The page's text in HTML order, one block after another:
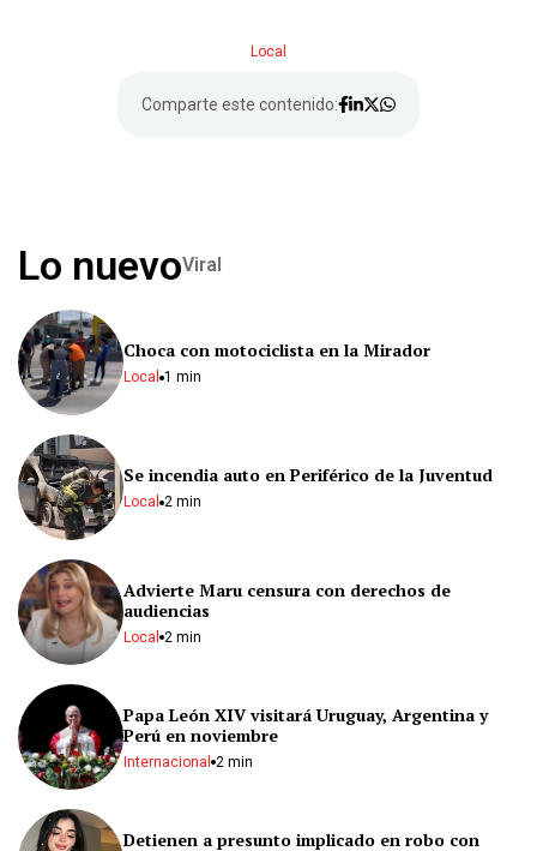
Comparte este contenido:
Local
Lo nuevoViral
Choca con motociclista en la Mirador
Local 1 min
Se incendia auto en Periférico de la Juventud
Local 2 min
Advierte Maru censura con derechos de
audiencias
Local 2 min
Papa León XIV visitará Uruguay, Argentina y
Perú en noviembre
Internacional 2 min
Detienen a presunto implicado en robo con